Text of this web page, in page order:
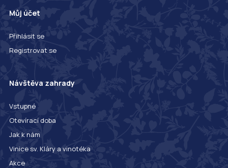
Můj účet
Přihlásit se
Registrovat se
Návštěva zahrady
Vstupné
Otevírací doba
Jak k nám
Vinice sv. Kláry a vinotéka
Akce